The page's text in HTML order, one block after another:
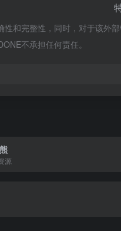
和完整性，同时，对于该
不承担任何责任。
源